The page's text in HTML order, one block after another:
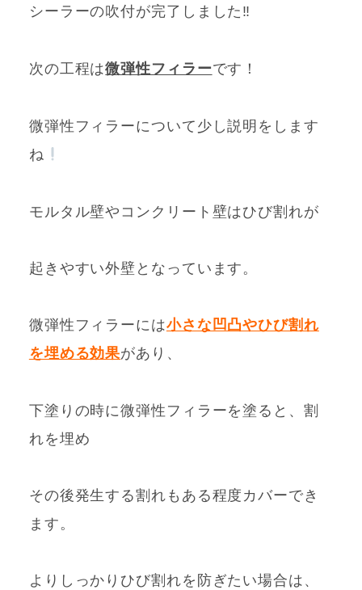
シーラーの吹付が完了しました‼
次の工程は微弾性フィラーです！
微弾性フィラーについて少し説明をします
ね
モルタル壁やコンクリート壁はひび割れが
起きやすい外壁となっています。
微弾性フィラーには小さな凹凸やひび割れ
を埋める効果があり、
下塗りの時に微弾性フィラーを塗ると 、割
れを埋め
その後発生する割れもある程度カバーでき
ます。
よりしっかりひび割れを防ぎたい場合は、